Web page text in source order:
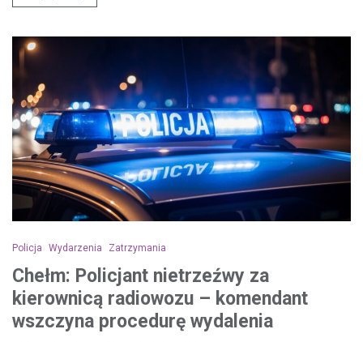
Policja Wydarzenia Zatrzymania
Chełm: Policjant nietrzeźwy za
kierownicą radiowozu – komendant
wszczyna procedurę wydalenia